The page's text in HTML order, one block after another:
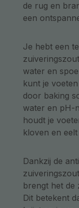
de rug en
een
Je hebt een
water en
kunt je
door baking
water en pH-
houdt je
kloven en
Dankzij de
brengt het de
Dit betekent